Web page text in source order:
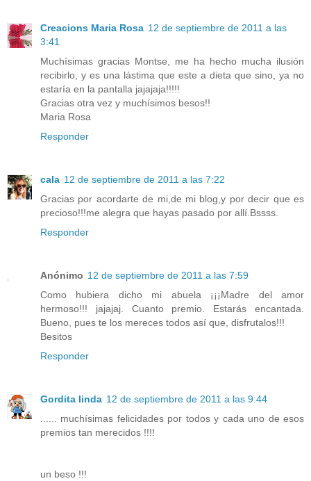
Creacions Maria Rosa 12 de septiembre de 2011 a las
3:41
Muchísimas gracias Montse, me ha hecho mucha ilusión
recibirlo, y es una lástima que este a dieta que sino, ya no
estaría en la pantalla jajajaja!!!!!
Gracias otra vez y muchísimos besos!!
Maria Rosa
Responder
cala 12 de septiembre de 2011 a las 7:22
Gracias por acordarte de mi,de mi blog,y por decir que es
precioso!!!me alegra que hayas pasado por allí.Bssss.
Responder
Anónimo 12 de septiembre de 2011 a las 7:59
Como hubiera dicho mi abuela ¡¡¡Madre del amor
hermoso!!! jajajaj. Cuanto premio. Estarás encantada.
Bueno, pues te los mereces todos así que, disfrutalos!!!
Besitos
Responder
Gordita linda 12 de septiembre de 2011 a las 9:44
...... muchísimas felicidades por todos y cada uno de esos
premios tan merecidos !!!!
un beso !!!